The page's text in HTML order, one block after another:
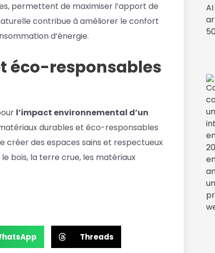
permettent de maximiser l’apport de
contribue à améliorer le confort
d’énergie.
éco-responsables
l’impact environnemental d’un
durables et éco-responsables
créer des espaces sains et respectueux
bois, la terre crue, les matériaux
Threads